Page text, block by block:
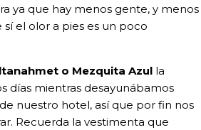
ya que hay menos gente, y menos
sí el olor a pies es un poco
o Mezquita Azul la
días mientras desayunábamos
nuestro hotel, así que por fin nos
Recuerda la vestimenta que